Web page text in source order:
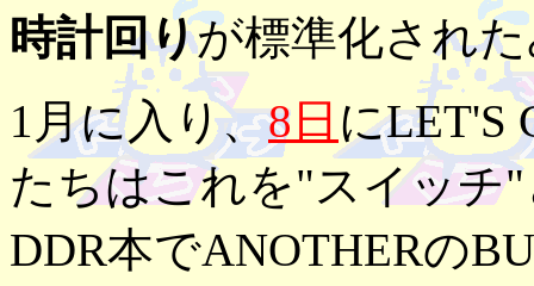
時計回りが標準化され
1月に入り、8日 にLET'S
たちはこれを"スイッチ
DDR本でANOTHERの